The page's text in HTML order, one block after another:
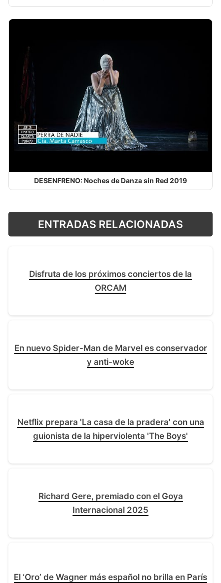
DESENFRENO: Noches de Danza sin Red 2019
ENTRADAS RELACIONADAS
Disfruta de los próximos conciertos de la
ORCAM
En nuevo Spider-Man de Marvel es conservador
y anti-woke
Netflix prepara 'La casa de la pradera' con una
guionista de la hiperviolenta 'The Boys'
Richard Gere, premiado con el Goya
Internacional 2025
El ‘Oro’ de Wagner más español no brilla en París